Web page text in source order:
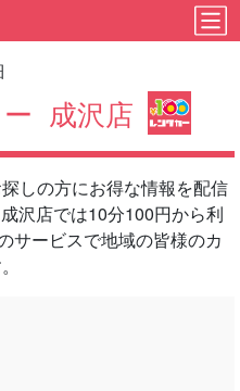
成沢店
しの方にお得な情報を配信
沢店では10分100円から利
サービスで地域の皆様のカ